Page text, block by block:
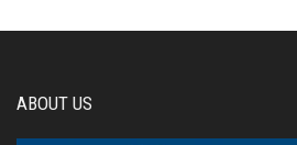
ABOUT US